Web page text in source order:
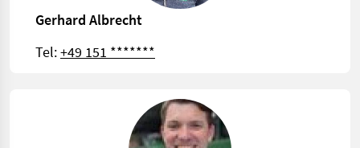
Gerhard Albrecht
Tel:+49 151 *******